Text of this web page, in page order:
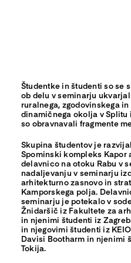
Študentke in študenti so se
ob delu v seminarju
ruralnega, zgodovinskega
dinamičnega okolja v Splitu
so obravnavali fragmente
Skupina študentov je
Spominski kompleks
delavnico na otoku Rabu v
nadaljevanju v seminarju
arhitekturno zasnovo in
Kamporskega polja.
seminarju je potekalo v
Žnidaršič iz Fakultete za
in njenimi študenti iz
in njegovimi študenti iz
Davisi Bootharm in njenimi
Tokija.